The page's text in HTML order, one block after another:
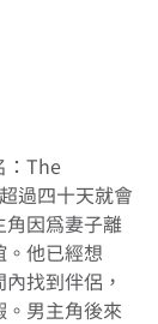
：The
過四十天就會
角因為妻子離
。他已經想
找到伴侶，
。男主角後來